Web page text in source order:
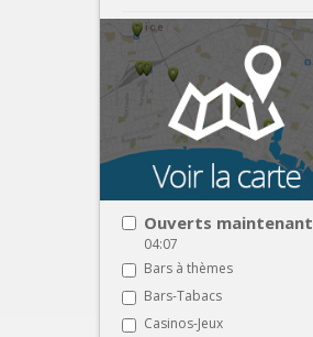
Ouverts maintenant
04:07
Bars à thèmes
Bars-Tabacs
Casinos-Jeux